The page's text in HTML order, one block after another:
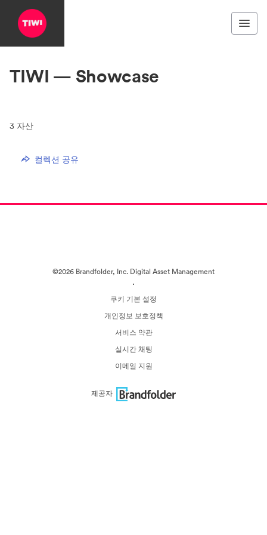
TIWI — Showcase
3 자산
컬렉션 공유
©2026 Brandfolder, Inc. Digital Asset Management
·
쿠키 기본 설정
개인정보 보호정책
서비스 약관
실시간 채팅
이메일 지원
제공자